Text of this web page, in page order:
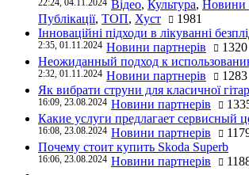
22:24, 04.11.2024 Відео, Культура, Новини
Публікації, ТОП, Хуст
1981
Інноваційні підходи в лікуванні
2:35, 01.11.2024 Новини партнерів
1320
Неожиданный подход к
2:32, 01.11.2024 Новини партнерів
1283
Як вибрати струни для класичної
16:09, 23.08.2024 Новини партнерів
Какие услуги предлагает сервисный
16:08, 23.08.2024 Новини партнерів
Почему стоит купить Skoda Superb
16:06, 23.08.2024 Новини партнерів